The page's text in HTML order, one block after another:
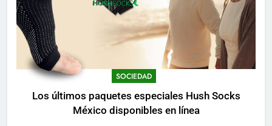
SOCIEDAD
Los últimos paquetes especiales Hush Socks
México disponibles en línea